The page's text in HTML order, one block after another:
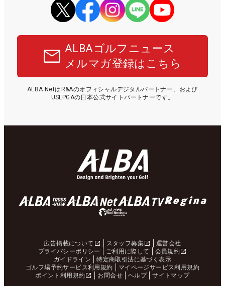
ALBAゴルフニュース
メルマガ登録はこちら
ALBA NetはR&Aのオフィシャルデジタルパートナー、および
USLPGAの日本公式サイトパートナーです。
広告掲載について スタッフ募集
運営会社
プライバシーポリシー
ご利用に際して
会員規約
ガイドライン
特定商取引法に基づく表示
ゴルフ場予約サービス利用規約
マイページサービス利用規約
ポイント利用規約
お問合せ ヘルプ サイトマップ